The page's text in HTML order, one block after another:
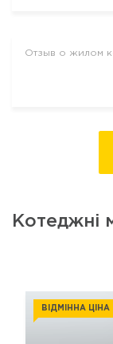
Котеджні
ВІДМІННА ЦІНА